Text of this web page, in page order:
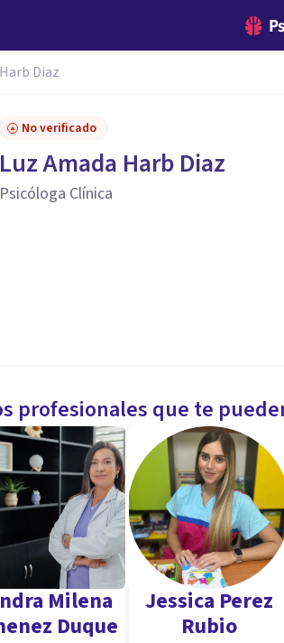
Diaz
No verificado
Luz Amada Harb Diaz
Psicóloga Clínica
profesionales que te
Milena
Duque
Jessica Perez
Rubio